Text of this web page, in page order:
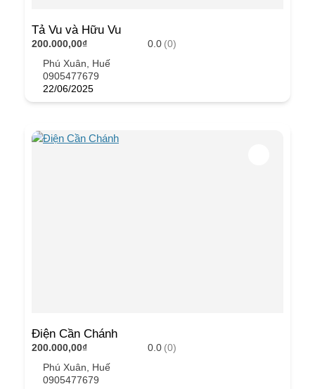
Tả Vu và Hữu Vu
200.000,00₫ 0.0 (0)
Phú Xuân, Huế
0905477679
22/06/2025
Điện Cần Chánh
200.000,00₫ 0.0 (0)
Phú Xuân, Huế
0905477679